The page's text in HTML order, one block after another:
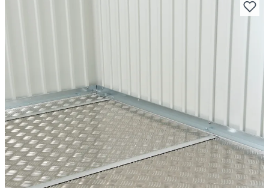
Debel plissé touch
lysdempende 160x160,
sort
Biohort gulvplate for
europa str 5+6